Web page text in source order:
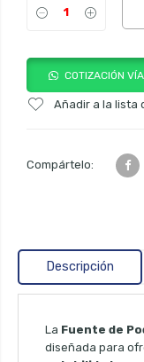
COTIZACIÓN
Añadir a la lista
Compártelo:
Descripción
La Fuente de
diseñada para